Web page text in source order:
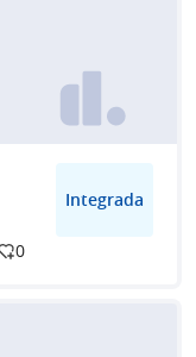
Integrada
0